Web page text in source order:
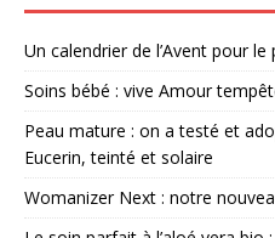
Un calendrier de l’Avent pour
Soins bébé : vive Amour
Peau mature : on a testé et
Eucerin, teinté et solaire
Womanizer Next : notre